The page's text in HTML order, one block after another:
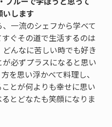
いします
一流のシェフから学べて
ぐその道で生活するのは
んなに苦しい時でも好き
必ずプラスになると思い
を思い浮かべて料理し、
とが何よりも幸せに思い
とどなたも笑顔になりま